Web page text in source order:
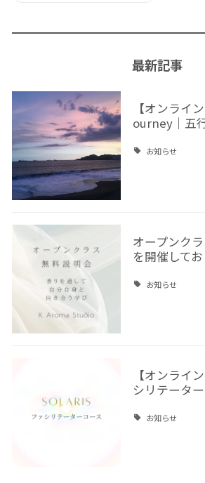
最新記事
【オンライ
ourney｜五
お知らせ
オープンク
を開催して
お知らせ
【オンライ
シリテータ
お知らせ